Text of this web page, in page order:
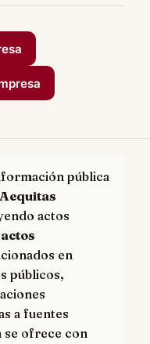
pública
actos
en
públicos,
a fuentes
se ofrece con